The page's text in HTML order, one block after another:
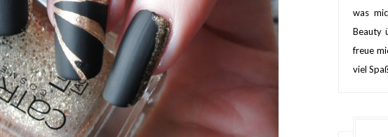
was
Beauty
freue
viel